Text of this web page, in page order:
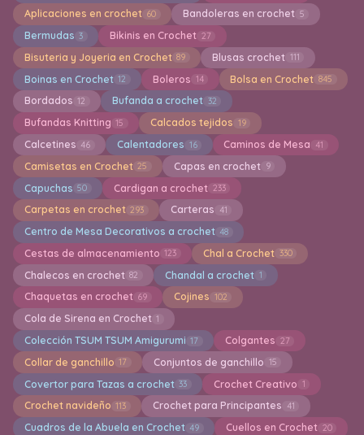
Aplicaciones en crochet 60 Bandoleras en crochet 5
Bermudas 3 Bikinis en Crochet 27
Bisuteria y Joyeria en Crochet 89 Blusas crochet 111
Boinas en Crochet 12 Boleros 14 Bolsa en Crochet 845
Bordados 12 Bufanda a crochet 32
Bufandas Knitting 15 Calcados tejidos 19
Calcetines 46 Calentadores 16 Caminos de Mesa 41
Camisetas en Crochet 25 Capas en crochet 9
Capuchas 50 Cardigan a crochet 233
Carpetas en crochet 293 Carteras 41
Centro de Mesa Decorativos a crochet 48
Cestas de almacenamiento 123 Chal a Crochet 330
Chalecos en crochet 82 Chandal a crochet 1
Chaquetas en crochet 69 Cojines 102
Cola de Sirena en Crochet 1
Colección TSUM TSUM Amigurumi 17 Colgantes 27
Collar de ganchillo 17 Conjuntos de ganchillo 15
Covertor para Tazas a crochet 33 Crochet Creativo 1
Crochet navideño 113 Crochet para Principantes 41
Cuadros de la Abuela en Crochet 49 Cuellos en Crochet 20